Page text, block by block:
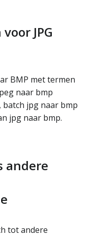
JPG
BMP met termen
naar bmp
jpg naar bmp
jpg naar bmp.
andere
tot andere